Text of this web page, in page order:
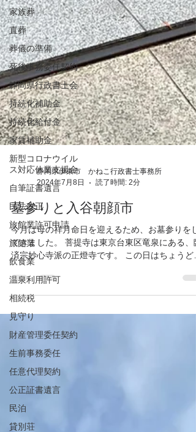
家族葬
直葬
葬儀の準備
死後事務委任契約
静岡県行政書士会
持続化補助金
持続化給付金
家賃補助金
新型コロナウイル
ス対応休業支援金
自筆証書遺言
民法改正
旅館業許可申請
旅館業
飲食業
温泉利用許可
相続税
見守り
財産管理委任契約
生前事務委任
任意代理契約
公正証書遺言
民泊
貸別荘
静岡県伊東市 かねこ行政書士事務所
2024年7月8日
読了時間: 2分
墓参りと入谷朝顔市
今月は母の祥月命日を迎えるため、お墓参りをし
てきました。 菩提寺は東京台東区竜泉にある、
済宗妙心寺派の正燈寺です。 この日はちょうど
谷の朝顔市だったので、東京駅から山手線に乗
り、鶯谷で降りて、朝顔市を流して寺に向かいま